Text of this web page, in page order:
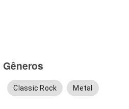
Gêneros
Classic Rock Metal